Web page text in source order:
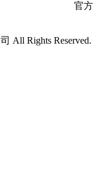
官方
All Rights Reserved.